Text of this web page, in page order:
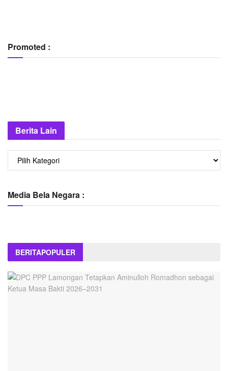
Promoted :
Berita Lain
Berita
Media Bela Negara :
BERITAPOPULER